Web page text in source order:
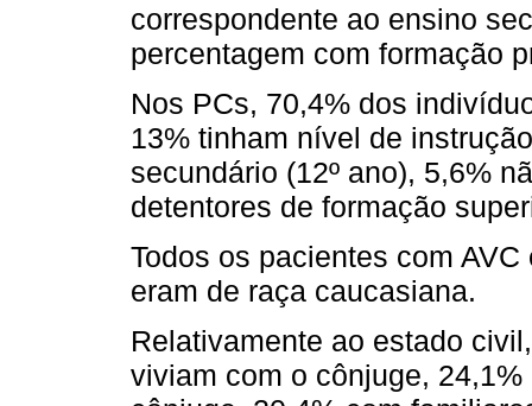
correspondente ao ensino
percentagem com formação
Nos PCs, 70,4% dos
13% tinham nível de
secundário (12º ano), 5,6%
detentores de formação
Todos os pacientes com
eram de raça caucasiana.
Relativamente ao estado
viviam com o cônjuge,